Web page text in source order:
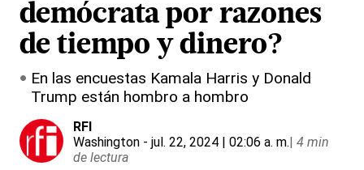
demócrata por razones
de tiempo y dinero?
En las encuestas Kamala Harris y Donald
Trump están hombro a hombro
RFI
Washington - jul. 22, 2024 | 02:06 a. m.| 4 min
de lectura